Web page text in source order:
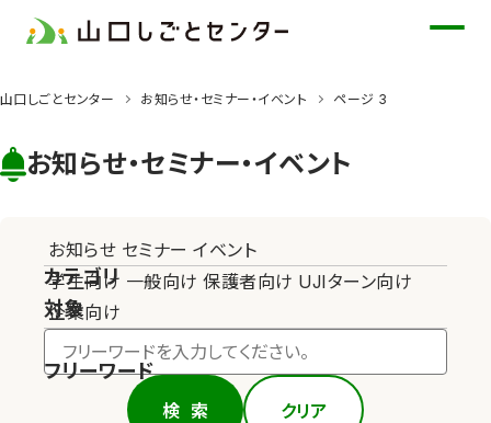
コ
テ
山口しごとセンター お知らせ・セミナー・イベント ページ 3
お知らせ・セミナー・イベント
カテゴリ
お知らせ セミナー イベント
対象
学生向け 一般向け 保護者向け UJIターン向け
企業向け
フリーワード
検索 クリア